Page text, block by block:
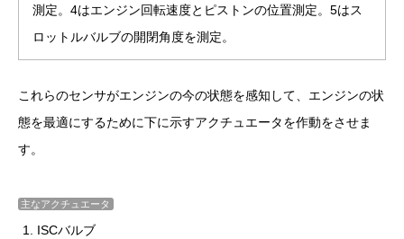
測定。4はエンジン回転速度とピストンの位置測定。5はス
ロットルバルブの開閉角度を測定。
これらのセンサがエンジンの今の状態を感知して、 エンジンの状
態を最適にするために下に示すアクチュエータを作動をさせま
す。
主なアクチュエータ
ISCバルブ